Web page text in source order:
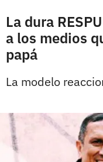
La dura
a los medios
papá
La modelo